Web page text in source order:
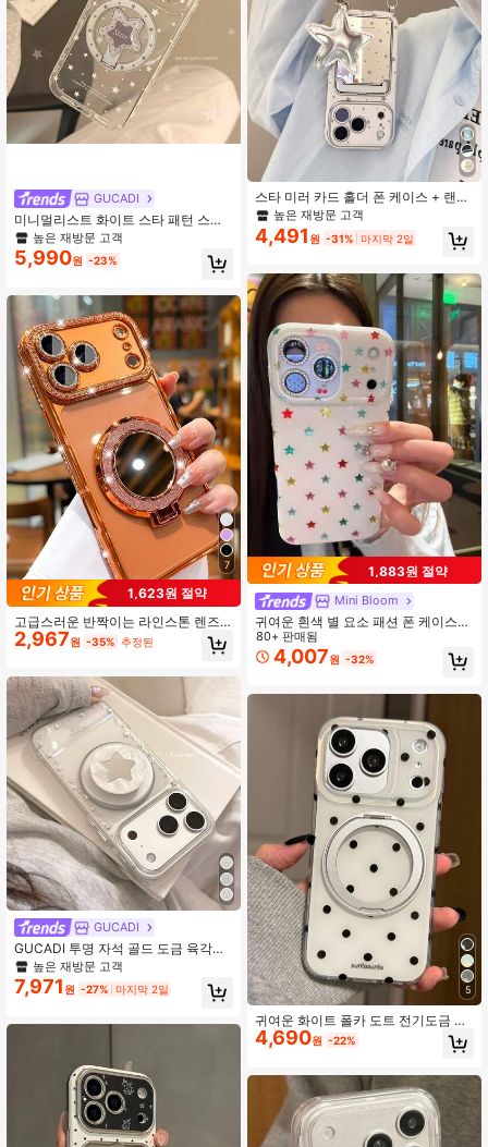
4.91 67K 팔로워
4.91 67K 팔로워
GUCADI
미니멀리스트 화이트 스타 패턴 스탠
드 폰 케이스 GUCADI 투명 마그네틱
화이트 스타 + 그레이-화이트 스타 마
그네틱 스탠드 아이폰 17 폰 케이스, 1
개인화된 소프트 케이스, 창의적, 기하
학적, 미니멀리스트 스타일, 틈새, 인
스 스타일 봄 선물
높은 재방문 고객
5,990원 -23%
7
1,623원 절약
고급스러운 반짝이는 라인스톤 렌즈
보호 도금, 낙하 방지 케이스, 반짝이
는 글리터 메이크업 미러 링 홀더 브래
Phone 17 16E 15 14 13 12 11 X XS M
ax XR Pro Plus, Galaxy S26 A02S -
A07 A12-A17 A22-A26 A32-A36 A5
0-A56 S20-S25 Honor Magic Reno
Smart 호환)
2,967원 -35% 추정된
GUCADI
GUCADI 투명 자석 골드 도금 육각형
별 + 화이트 쉘 별 미러 실버 베이스 자
석 휴대폰 케이스, Apple 17 Pro Max,
16, 15, 13과 호환, 독특한, 여성스러
트, 니치, 가벼운 럭셔리, 인스 스타일
높은 재방문 고객
7,971 원 -27% 마지막 2일
스타 미러 카드 홀더 폰 케이스 + 랜야
드 충격 방지 케이스 Apple 13 14 15 1
5PRO 15PLUS 15PROMAX 16 16Pro
16Plus 16Promax IPhone17 IPhone1
18PROMAX 호환
높은 재방문 고객
4,491 원 -31% 마지막 2일
1,883원 절약
Mini Bloom
귀여운 흰색 별 요소 패션 폰 케이스
별 깃털 쉬폰 별이 빛나는 하늘 디자인
전체 커버 보호 폰 케이스 아이폰 14
프로 맥스, 16, 17 호환, 아이폰 15, 13
80+ 판매됨
4,007원 -32%
5
귀여운 화이트 폴카 도트 전기도금 36
0° 회전 링 홀더 소프트 폰 케이스, 17
Pro Max 17 Pro 16 Pro Max 16 Pro 1
13 Pro Max 13 Pro 12 Pro Max 12 Pr
o 14 Plus 15 Plus 16 Plus 17Air 호환,
미니멀리스트 블랙 도트 폰 케이스 보
호 커버
4,690원 -22%